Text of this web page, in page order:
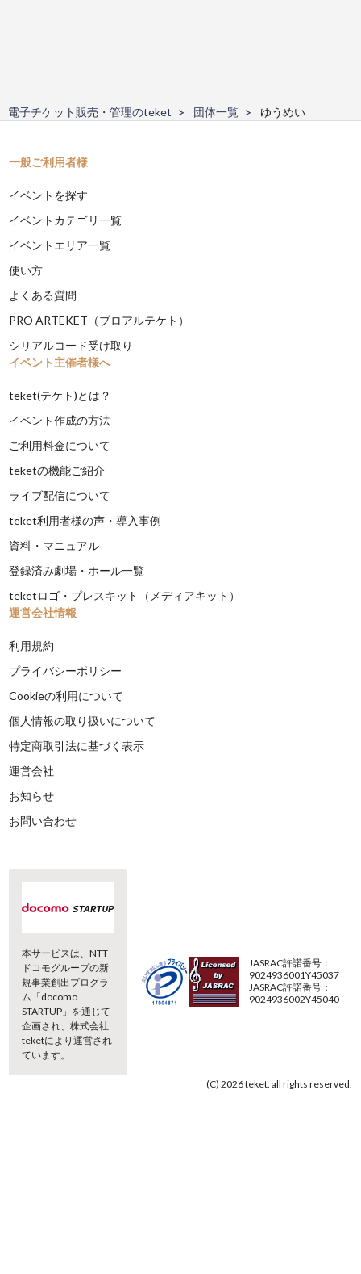
電子チケット販売・管理のteket 団体一覧 ゆうめい
一般ご利用者様
イベントを探す
イベントカテゴリ一覧
イベントエリア一覧
使い方
よくある質問
PRO ARTEKET（プロアルテケト）
シリアルコード受け取り
イベント主催者様へ
teket(テケト)とは？
イベント作成の方法
ご利用料金について
teketの機能ご紹介
ライブ配信について
teket利用者様の声・導入事例
資料・マニュアル
登録済み劇場・ホール一覧
teketロゴ・プレスキット（メディアキット）
運営会社情報
利用規約
プライバシーポリシー
Cookieの利用について
個人情報の取り扱いについて
特定商取引法に基づく表示
運営会社
お知らせ
お問い合わせ
本サービスは、NTT
ドコモグループの新
規事業創出プログラ
ム「docomo
STARTUP」を通じて
企画され、株式会社
teketにより運営され
ています。
JASRAC許諾番号：
9024936001Y45037
JASRAC許諾番号：
9024936002Y45040
(C) 2026 teket. all rights reserved.